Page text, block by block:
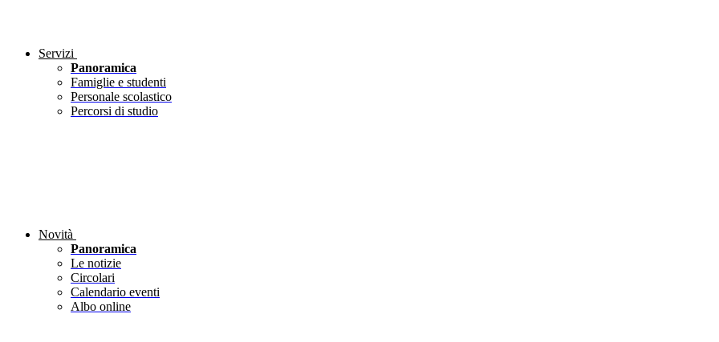
Servizi
Panoramica
Famiglie e studenti
Personale scolastico
Percorsi di studio
Novità
Panoramica
Le notizie
Circolari
Calendario eventi
Albo online